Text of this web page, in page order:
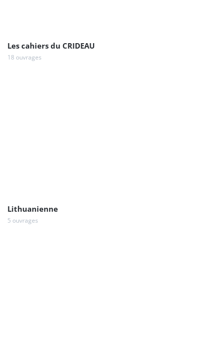
Les cahiers du CRIDEAU
18 ouvrages
Lithuanienne
5 ouvrages